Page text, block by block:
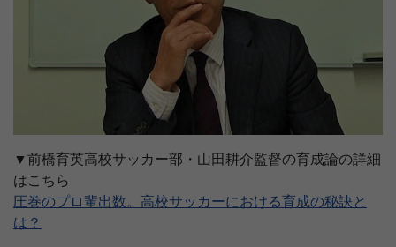
▼前橋育英高校サッカー部・山田耕介監督の育成論の詳細
はこちら
圧巻のプロ輩出数。高校サッカーにおける育成の秘訣と
は？